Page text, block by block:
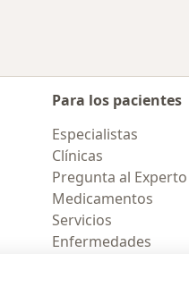
Para los pacientes
Especialistas
Clínicas
Pregunta al Experto
Medicamentos
Servicios
Enfermedades